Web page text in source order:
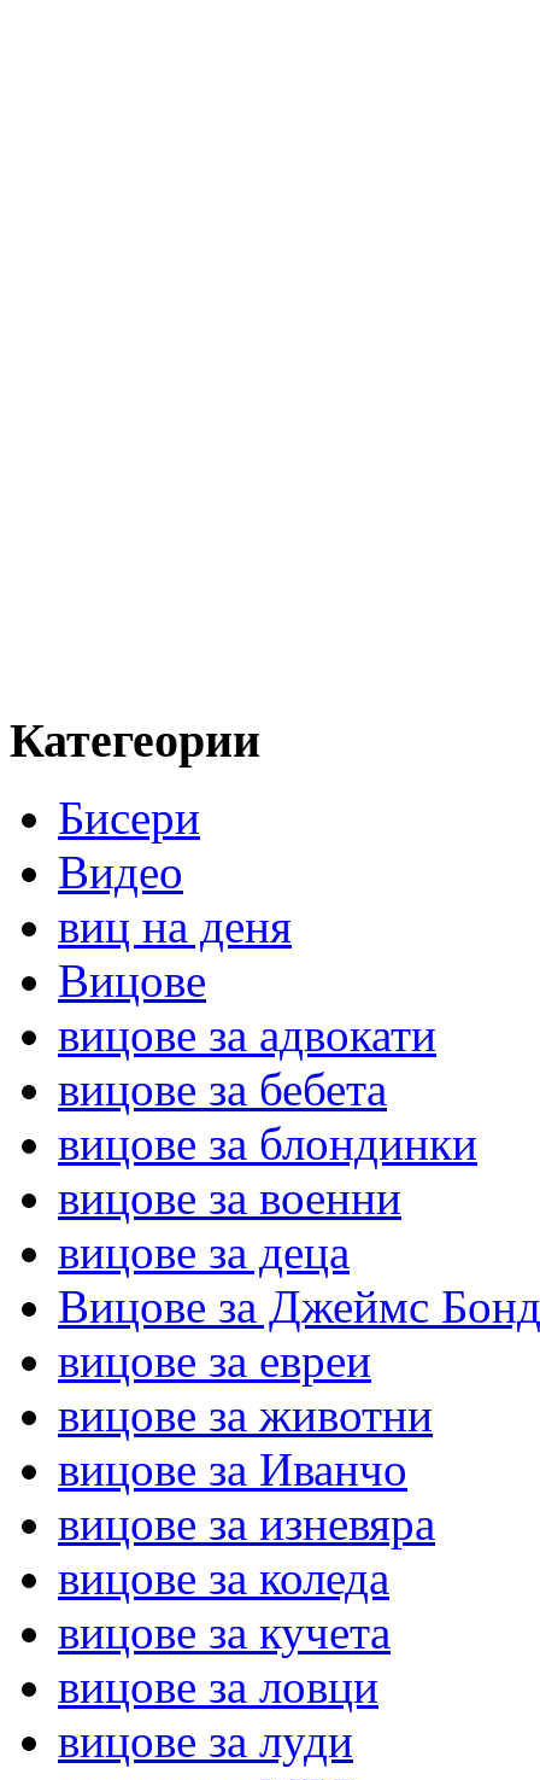
Категеории
Бисери
Видео
виц на деня
Вицове
вицове за адвокати
вицове за бебета
вицове за блондинки
вицове за военни
вицове за деца
Вицове за Джеймс Бонд
вицове за евреи
вицове за животни
вицове за Иванчо
вицове за изневяра
вицове за коледа
вицове за кучета
вицове за ловци
вицове за луди